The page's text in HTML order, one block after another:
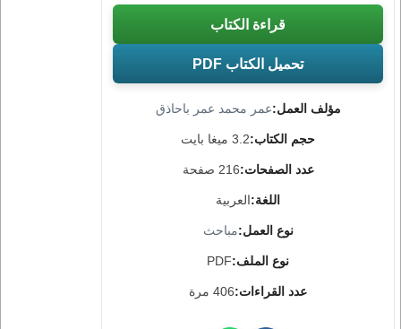
مؤلف العمل:عمر محمد عمر باحاذق
حجم الكتاب:3.2 ميغا بايت
عدد الصفحات:216 صفحة
اللغة:العربية
نوع العمل:مباحث
نوع الملف:PDF
عدد القراءات:406 مرة
قراءة الكتاب
تحميل الكتاب PDF